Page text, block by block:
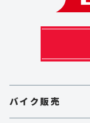
バイク販売